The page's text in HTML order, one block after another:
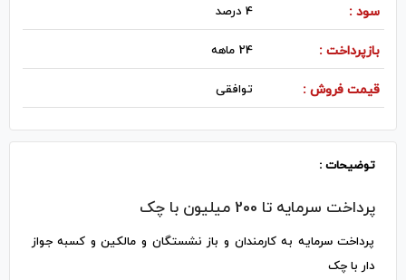
سود : 4 درصد
بازپرداخت : 24 ماهه
قیمت فروش : توافقی
توضیحات :
پرداخت سرمایه تا 200 میلیون با چک
پرداخت سرمایه به کارمندان و باز نشستگان و مالکین و کسبه جواز
دار با چک